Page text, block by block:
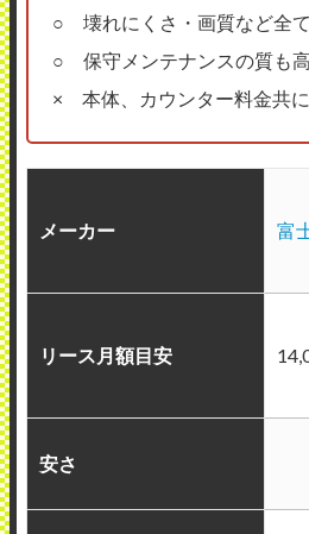
○ 壊れにくさ・画質など全
○ 保守メンテナンスの質も
× 本体、カウンター料金共
メーカー 富
リース月額目安
安さ